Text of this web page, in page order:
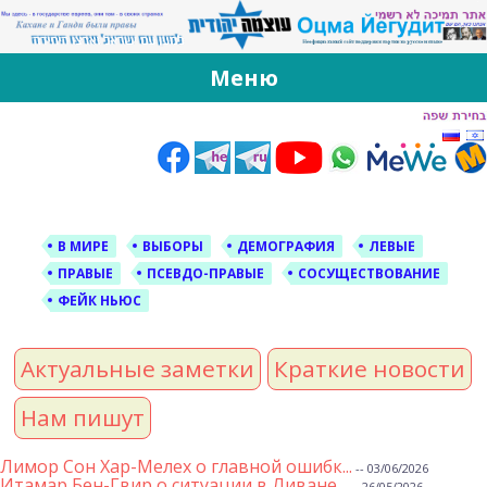
За Оцма Йегудит
עוצמה יהודית ברוסית ובעברית
Меню
В МИРЕ ВЫБОРЫ ДЕМОГРАФИЯ
ЛЕВЫЕ
ПРАВЫЕ
ПСЕВДО-ПРАВЫЕ
СОСУЩЕСТВОВАНИЕ
ФЕЙК НЬЮС
Актуальные заметки
Краткие новости
Нам пишут
Лимор Сон Хар-Мелех о главной ошибк... -- 03/06/2026